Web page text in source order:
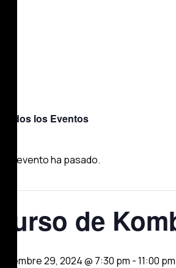
« Todos los Eventos
Este evento ha pasado.
Curso de
noviembre 29, 2024 @ 7:30 pm -11:00 pm